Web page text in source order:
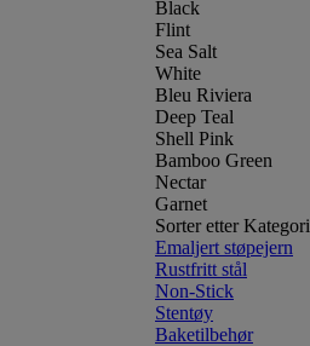
Black
Flint
Sea Salt
White
Bleu Riviera
Deep Teal
Shell Pink
Bamboo Green
Nectar
Garnet
Sorter etter Kategori
Emaljert støpejern
Rustfritt stål
Non-Stick
Stentøy
Baketilbehør